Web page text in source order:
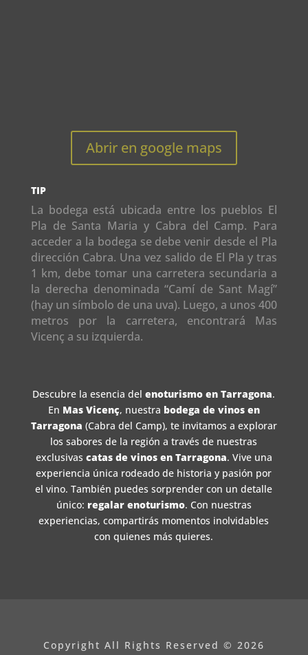
Abrir en google maps
TIP
La bodega está ubicada entre los pueblos El
Pla de Santa Maria y Cabra del Camp. Para
acceder a la bodega se debe venir desde el Pla
dirección Cabra. Una vez salido de El Pla y tras
1 km, debe tomar una carretera secundaria a
la derecha denominada “Camí de Sant Magí”
(hay un símbolo de una uva). Luego, a unos 400
metros por la carretera, encontrará Mas
Vicenç a su izquierda.
Descubre la esencia delenoturismo en Tarragona.
En Mas Vicenç, nuestra bodega de vinos en
Tarragona (Cabra del Camp), te invitamos a explorar
los sabores de la región a través de nuestras
exclusivas catas de vinos en Tarragona. Vive una
experiencia única rodeado de historia y pasión por
el vino. También puedes sorprender con un detalle
único: regalar enoturismo. Con nuestras
experiencias, compartirás momentos inolvidables
con quienes más quieres.
Copyright All Rights Reserved © 2026